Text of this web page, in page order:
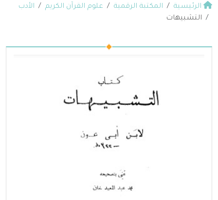
الرئيسية المكتبة الرقمية علوم القرآن الكريم
الأدب
التشبيهات